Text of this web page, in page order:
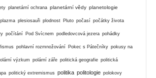
planetární ochrana planetární vědy planetologie
plazma plesiosauři plodnost Pluto počasí počátky života
počítání Pod Svícnem podledovcová jezera pohádky
pohlavní rozmnožování Pokec s Pátečníky pokusy na
výzkum polární záře politická geografie politická
politický extremismus politika politologie polokovy